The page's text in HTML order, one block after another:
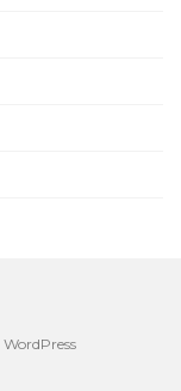
WordPress